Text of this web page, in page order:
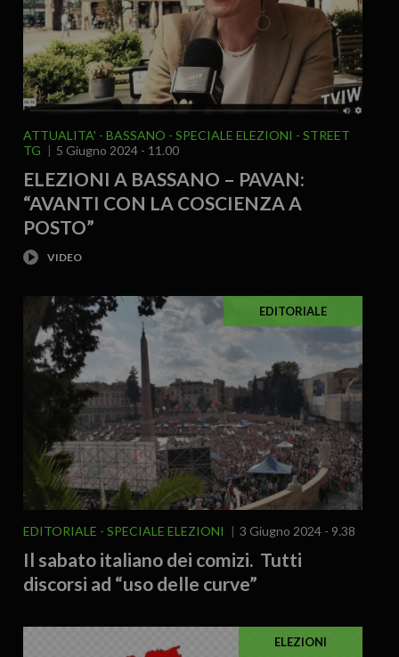
ATTUALITA' BASSANO SPECIALE ELEZIONI
STREET
TG
5 Giugno 2024 - 11.00
ELEZIONI A BASSANO – PAVAN:
“AVANTI CON LA COSCIENZA A
POSTO”
EDITORIALE
EDITORIALE SPECIALE ELEZIONI 3 Giugno 2024 - 9.38
Il sabato italiano dei comizi. Tutti
discorsi ad “uso delle curve”
ELEZIONI